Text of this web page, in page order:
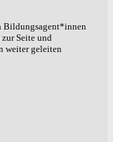
Bildungsagent*innen
Seite und
weiter geleiten